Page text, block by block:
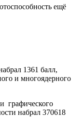
ещё
1361 балл,
и многоядерного
графического
набрал 370618